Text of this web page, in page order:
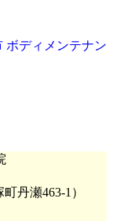
ボディメンテナン